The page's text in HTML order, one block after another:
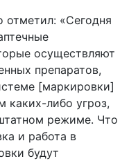
«Сегодня
осуществляют
препаратов,
[маркировки]
либо угроз,
режиме. Что
и работа в
будут